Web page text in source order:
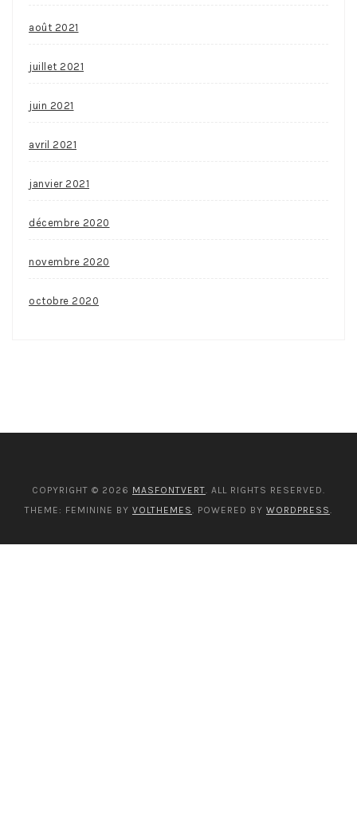
août 2021
juillet 2021
juin 2021
avril 2021
janvier 2021
décembre 2020
novembre 2020
octobre 2020
COPYRIGHT © 2026 MASFONTVERT. ALL RIGHTS RESERVED.
THEME: FEMININE BY VOLTHEMES. POWERED BY WORDPRESS.